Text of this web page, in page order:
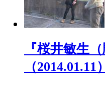
『桜井敏生
（2014.01.11）